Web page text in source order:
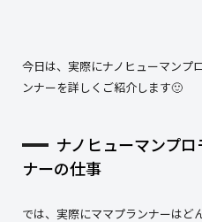
今日は、実際にナノヒューマンプ
ンナーを詳しくご紹介します🙂
ナノヒューマンプ
ナーの仕事
では、実際にママプランナーはど